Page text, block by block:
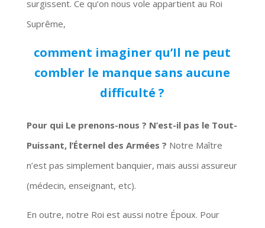
surgissent. Ce qu’on nous vole appartient au Roi
Suprême,
comment imaginer qu’Il ne peut
combler le manque sans aucune
difficulté ?
Pour qui Le prenons-nous ? N’est-il pas le Tout-
Puissant, l’Éternel des Armées ? Notre Maître
n’est pas simplement banquier, mais aussi assureur
(médecin, enseignant, etc).
En outre, notre Roi est aussi notre Époux. Pour